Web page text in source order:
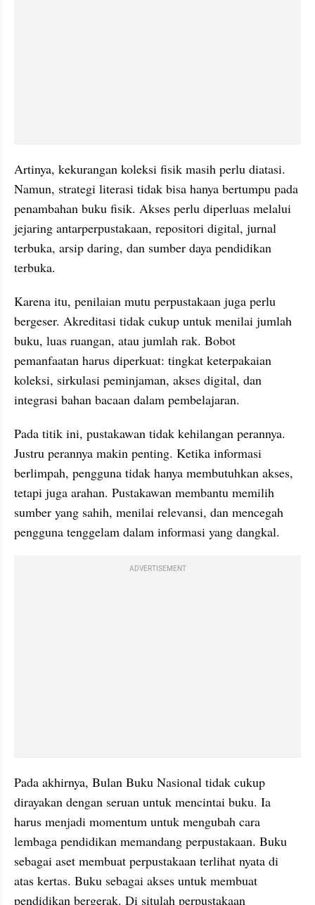
Artinya, kekurangan koleksi fisik masih perlu diatasi.
Namun, strategi literasi tidak bisa hanya bertumpu pada
penambahan buku fisik. Akses perlu diperluas melalui
jejaring antarperpustakaan, repositori digital, jurnal
terbuka, arsip daring, dan sumber daya pendidikan
terbuka.
Karena itu, penilaian mutu perpustakaan juga perlu
bergeser. Akreditasi tidak cukup untuk menilai jumlah
buku, luas ruangan, atau jumlah rak. Bobot
pemanfaatan harus diperkuat: tingkat keterpakaian
koleksi, sirkulasi peminjaman, akses digital, dan
integrasi bahan bacaan dalam pembelajaran.
Pada titik ini, pustakawan tidak kehilangan perannya.
Justru perannya makin penting. Ketika informasi
berlimpah, pengguna tidak hanya membutuhkan akses,
tetapi juga arahan. Pustakawan membantu memilih
sumber yang sahih, menilai relevansi, dan mencegah
pengguna tenggelam dalam informasi yang dangkal.
ADVERTISEMENT
Pada akhirnya, Bulan Buku Nasional tidak cukup
dirayakan dengan seruan untuk mencintai buku. Ia
harus menjadi momentum untuk mengubah cara
lembaga pendidikan memandang perpustakaan. Buku
sebagai aset membuat perpustakaan terlihat nyata di
atas kertas. Buku sebagai akses untuk membuat
pendidikan bergerak. Di situlah perpustakaan